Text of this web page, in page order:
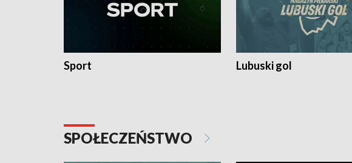
Sport Lubuski gol
SPOŁECZEŃSTWO